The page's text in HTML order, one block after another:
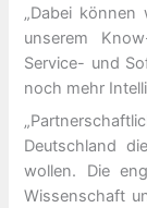
„Dabei
unserem
Service- und
noch mehr
Deutschland
wollen. Die
Wissenschaft